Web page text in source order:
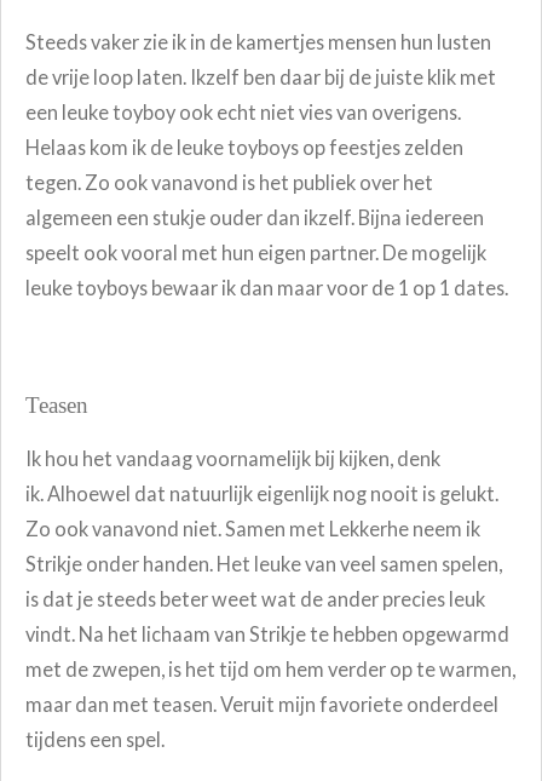
Steeds vaker zie ik in de kamertjes mensen hun lusten
de vrije loop laten. Ikzelf ben daar bij de juiste klik met
een leuke toyboy ook echt niet vies van overigens.
Helaas kom ik de leuke toyboys op feestjes zelden
tegen. Zo ook vanavond is het publiek over het
algemeen een stukje ouder dan ikzelf. Bijna iedereen
speelt ook vooral met hun eigen partner. De mogelijk
leuke toyboys bewaar ik dan maar voor de 1 op 1 dates.
Teasen
Ik hou het vandaag voornamelijk bij kijken, denk
ik. Alhoewel dat natuurlijk eigenlijk nog nooit is gelukt.
Zo ook vanavond niet. Samen met Lekkerhe neem ik
Strikje onder handen. Het leuke van veel samen spelen,
is dat je steeds beter weet wat de ander precies leuk
vindt. Na het lichaam van Strikje te hebben opgewarmd
met de zwepen, is het tijd om hem verder op te warmen,
maar dan met teasen. Veruit mijn favoriete onderdeel
tijdens een spel.